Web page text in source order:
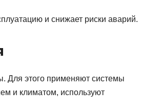
и снижает риски аварий.
Для этого применяют системы
и климатом, используют